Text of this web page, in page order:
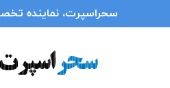
سحراسپرت، نماینده